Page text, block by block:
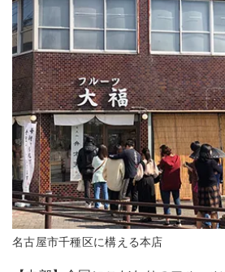
名古屋市千種区に構える本店